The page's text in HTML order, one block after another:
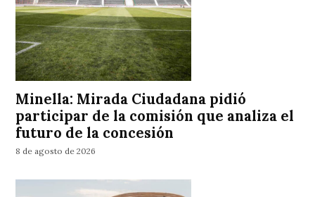
Minella: Mirada Ciudadana pidió
participar de la comisión que analiza el
futuro de la concesión
8 de agosto de 2026